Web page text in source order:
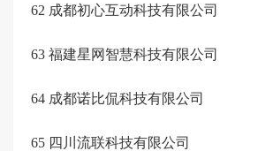
62 成都初心互动科技有限公司
63 福建星网智慧科技有限公司
64 成都诺比侃科技有限公司
65 四川流联科技有限公司